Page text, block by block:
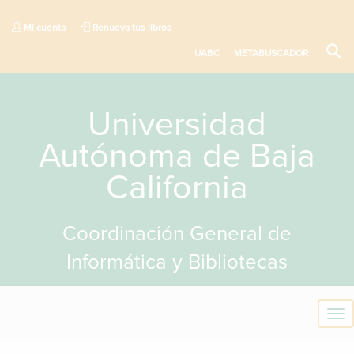
Mi cuenta Renueva tus libros
UABC METABUSCADOR
Universidad
Autónoma de Baja
California
Coordinación General de
Informática y Bibliotecas
T
o